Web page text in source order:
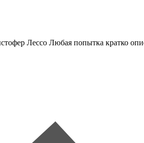
Лессо Любая попытка кратко